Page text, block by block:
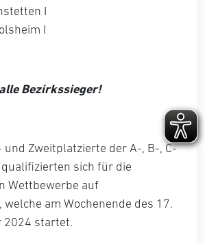
I
I
Bezirkssieger!
und Zweitplatzierte der A-, B-, C-
sich für die
Wettbewerbe auf
welche am Wochenende des 17.
2024 startet.